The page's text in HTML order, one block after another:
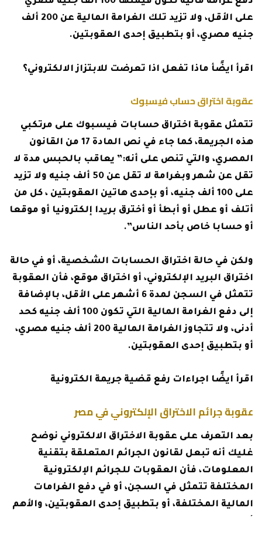
على الأقل، ولا تزيد تلك الغرامة المالية عن 200 ألف
جنيه مصري، أو بتطبيق إحدى العقوبتين.
اقرأ ايضًأ ماذا تفعل اذا تعرضت للابتزاز الالكتروني؟
عقوبة اختراق حساب فيسبوك
تتمثل عقوبة اختراق حسابات فيسبوك على مرتكبي
هذه الجريمة، كما جاء في نص المادة 17 من القانون
المصري، والتي تنص على أنه:” يعاقب بالحبس مدة لا
تقل عن شهر وبغرامة لا تقل عن 50 ألف جنيه ولا تزيد
على 100 ألف جنيه، أو بإحدى هاتين العقوبتين ، كل من
أتلف أو عطل أو أبطأ أو أخترق بريدا إلكترونيا أو موقعا
أو حسابا خاص بأحد الناس”.
ولكن في حالة اختراق الحسابات الشخصية، أو في حالة
اختراق البريد الإلكتروني، أو اختراق موقع، فأن العقوبة
تتمثل في السجن لمدة 6 أشهر على الأقل، بالإضافة
إلى دفع الغرامة المالية التي تكون 100 ألف جنيه كحد
أدنى، ولا تتجاوز الغرامة المالية 200 ألف جنيه مصري،
أو بتطبيق إحدى العقوبتين.
اقرأ ايضًا اجراءات رفع قضية جريمة الكترونية
عقوبة جرائم الاختراق الإلكتروني في مصر
بعد التعرف على عقوبة الاختراق الالكتروني نوضح
غليك أنه تبعل لقانون الجرائم المتعلقة بتقنية
المعلومات، فأن العقوبات للجرائم الإلكترونية
المختلفة تتمثل في السجن، أو في دفع الغرامات
المالية المختلفة، أو بتطبيق إحدى العقوبتين، والأهم